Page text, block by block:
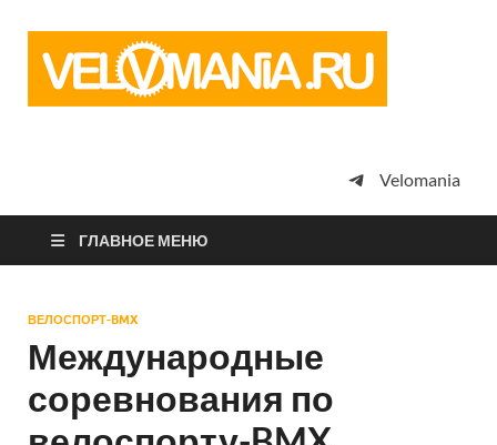
просто
Velomania
ГЛАВНОЕ МЕНЮ
ВЕЛОСПОРТ-BMX
Международные
соревнования по